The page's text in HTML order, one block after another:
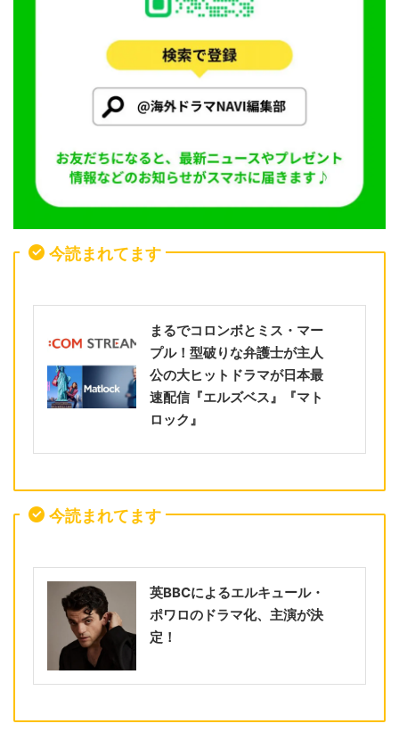
今読まれてます
まるでコロンボとミス・マー
プル！型破りな弁護士が主人
公の大ヒットドラマが日本最
速配信『エルズベス』『マト
ロック』
今読まれてます
英BBCによるエルキュール・
ポワロのドラマ化、主演が決
定！